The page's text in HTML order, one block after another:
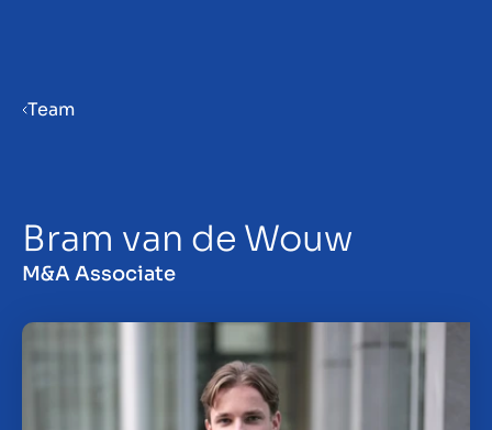
Approfondimenti
Team
Bram van de Wouw
M&A Associate